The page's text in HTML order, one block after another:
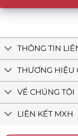
THÔNG TIN
THƯƠNG HIỆU
VỀ CHÚNG TÔI
LIÊN KẾT MXH